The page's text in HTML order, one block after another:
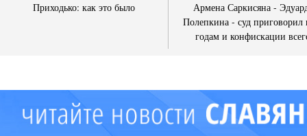
Приходько: как это было
Армена Саркисяна -
Полепкина - суд приговорил
годам и конфискации